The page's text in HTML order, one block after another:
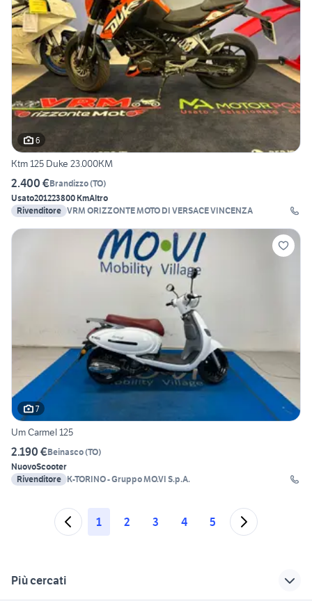
6
Ktm 125 Duke 23.000KM
2.400 €Brandizzo(TO)
Usato201223800 KmAltro
Rivenditore VRM ORIZZONTE MOTO DI VERSACE VINCENZA
7
Um Carmel 125
2.190 €Beinasco(TO)
NuovoScooter
Rivenditore K-TORINO - Gruppo MO.VI S.p.A.
1 2 3 4 5
Più cercati